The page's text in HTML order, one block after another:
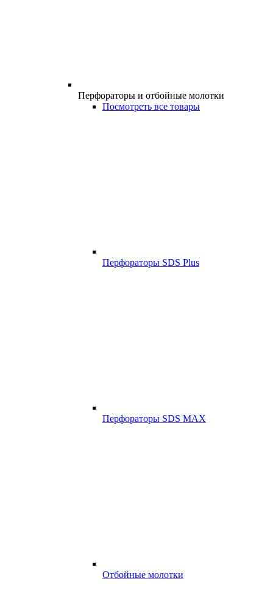
Перфораторы и отбойные молотки
Посмотреть все товары
Перфораторы SDS Plus
Перфораторы SDS MAX
Отбойные молотки